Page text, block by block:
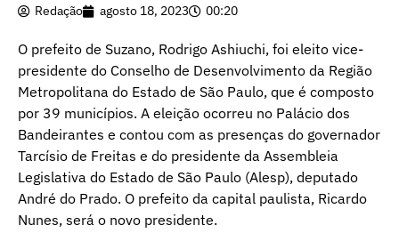
Redação agosto 18, 2023 00:20
O prefeito de Suzano, Rodrigo Ashiuchi, foi eleito vice-
presidente do Conselho de Desenvolvimento da Região
Metropolitana do Estado de São Paulo, que é composto
por 39 municípios. A eleição ocorreu no Palácio dos
Bandeirantes e contou com as presenças do governador
Tarcísio de Freitas e do presidente da Assembleia
Legislativa do Estado de São Paulo (Alesp), deputado
André do Prado. O prefeito da capital paulista, Ricardo
Nunes, será o novo presidente.